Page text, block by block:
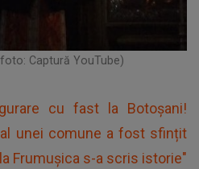
Captură YouTube)
cu fast la Botoșani!
unei comune a fost sfințit
Frumușica s-a scris istorie"